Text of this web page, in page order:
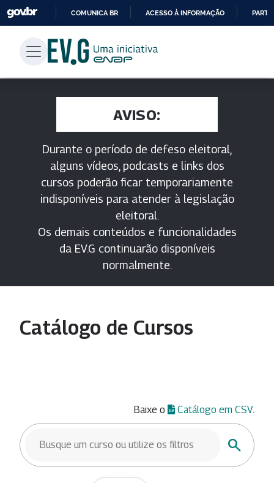
PARA
CONTEÚDO
COMUNICA BR ACESSO À INFORMAÇÃO
AVISO:
Durante o período de defeso eleitoral,
alguns vídeos, podcasts e links dos
cursos poderão ficar temporariamente
indisponíveis para atender à legislação
eleitoral.
Os demais conteúdos e funcionalidades
da EV.G continuarão disponíveis
normalmente.
Catálogo de Cursos
Baixe o Catálogo em CSV.
BUSCAR CURSOS
Buscar